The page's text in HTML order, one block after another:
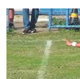
3
a
0
mantém
100%
de
aproveitamento
da